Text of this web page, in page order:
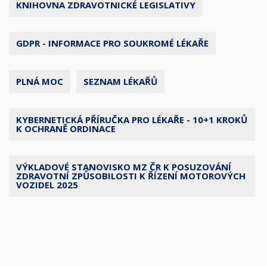
KNIHOVNA ZDRAVOTNICKÉ LEGISLATIVY
GDPR - INFORMACE PRO SOUKROMÉ LÉKAŘE
PLNÁ MOC SEZNAM LÉKAŘŮ
KYBERNETICKÁ PŘÍRUČKA PRO LÉKAŘE - 10+1 KROKŮ
K OCHRANĚ ORDINACE
VÝKLADOVÉ STANOVISKO MZ ČR K POSUZOVÁNÍ
ZDRAVOTNÍ ZPŮSOBILOSTI K ŘÍZENÍ MOTOROVÝCH
VOZIDEL 2025